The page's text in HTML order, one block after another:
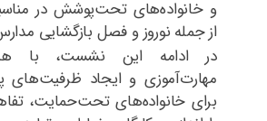
و خانواده‌های تحت‌پوشش در
از جمله نوروز و فصل بازگشایی
در ادامه این نشست، با
مهارت‌آموزی و ایجاد ظرفیت‌های
برای خانواده‌های تحت‌حمایت،